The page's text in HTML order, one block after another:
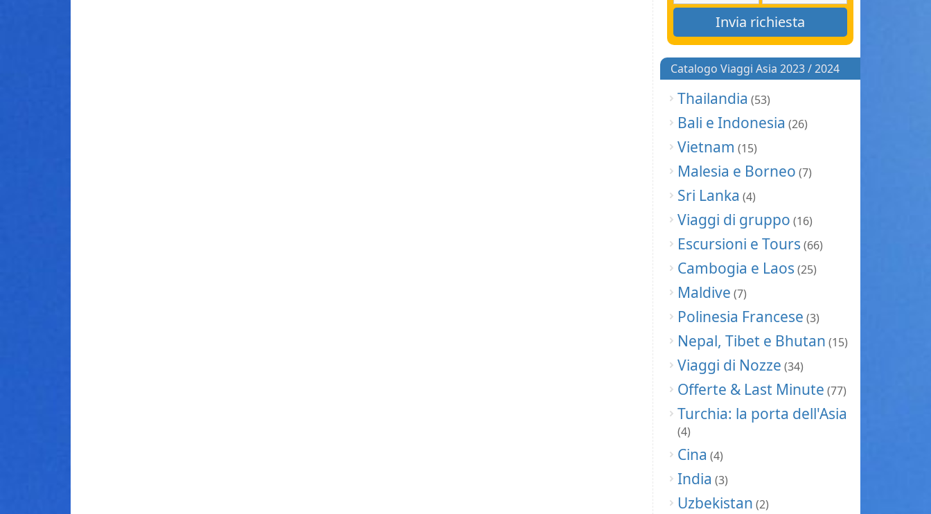
Catalogo Viaggi Asia 2023 / 2024
Thailandia (53)
Bali e Indonesia (26)
Vietnam (15)
Malesia e Borneo (7)
Sri Lanka (4)
Viaggi di gruppo (16)
Escursioni e Tours (66)
Cambogia e Laos (25)
Maldive (7)
Polinesia Francese (3)
Nepal, Tibet e Bhutan (15)
Viaggi di Nozze (34)
Offerte & Last Minute (77)
Turchia: la porta dell'Asia
(4)
Cina (4)
India (3)
Uzbekistan (2)